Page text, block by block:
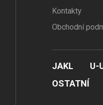
Kontakty
Obchodní
JAKL U-
OSTATNÍ